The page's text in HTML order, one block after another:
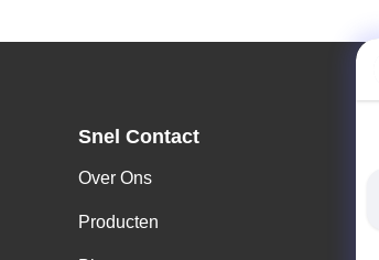
Snel Contact
Over Ons
Producten